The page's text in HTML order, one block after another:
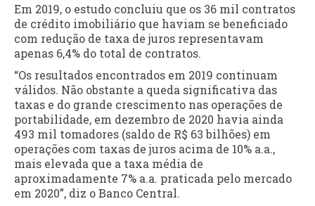
Em 2019, o estudo concluiu que os 36 mil contratos
de crédito imobiliário que haviam se beneficiado
com redução de taxa de juros representavam
apenas 6,4% do total de contratos.
“Os resultados encontrados em 2019 continuam
válidos. Não obstante a queda significativa das
taxas e do grande crescimento nas operações de
portabilidade, em dezembro de 2020 havia ainda
493 mil tomadores (saldo de R$ 63 bilhões) em
operações com taxas de juros acima de 10% a.a.,
mais elevada que a taxa média de
aproximadamente 7% a.a. praticada pelo mercado
em 2020”, diz o Banco Central.